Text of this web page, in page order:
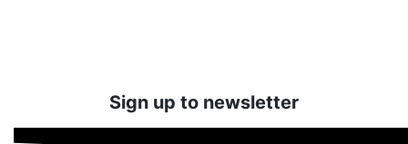
Sign up to newsletter